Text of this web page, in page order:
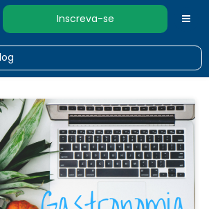
Inscreva-se